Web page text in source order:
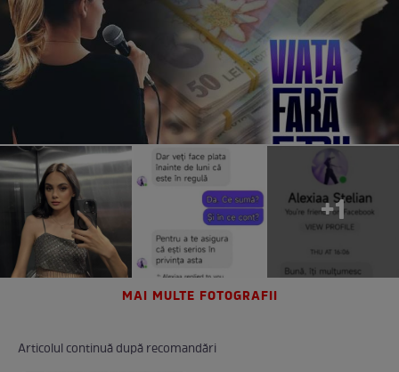
+1
MAI MULTE FOTOGRAFII
Articolul continuă după recomandări